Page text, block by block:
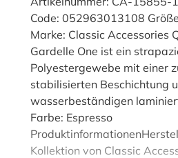
Code: 052963013108
Marke: Classic Accessories
Gardelle One ist ein
Polyestergewebe mit einer
stabilisierten Beschichtung
wasserbeständigen
Farbe: Espresso
Kollektion von Classic